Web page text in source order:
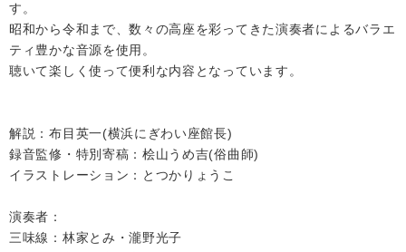
す。
昭和から令和まで、数々の高座を彩ってきた演奏者によるバラエ
ティ豊かな音源を使用。
聴いて楽しく使って便利な内容となっています。
解説：布目英一(横浜にぎわい座館長)
録音監修・特別寄稿：桧山うめ吉(俗曲師)
イラストレーション：とつかりょうこ
演奏者：
三味線：林家とみ・瀧野光子